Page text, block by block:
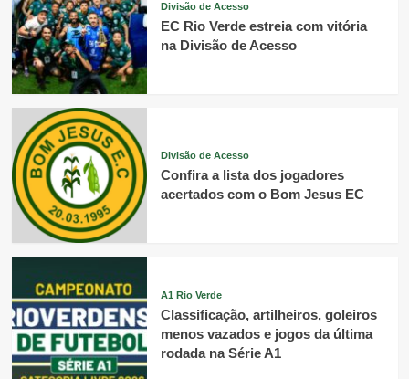
Divisão de Acesso
EC Rio Verde estreia com vitória
na Divisão de Acesso
Divisão de Acesso
Confira a lista dos jogadores
acertados com o Bom Jesus EC
A1 Rio Verde
Classificação, artilheiros, goleiros
menos vazados e jogos da última
rodada na Série A1